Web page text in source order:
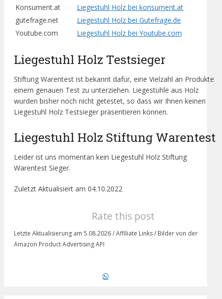
Konsument.at
Liegestuhl Holz bei konsument.at
gutefrage.net
Liegestuhl Holz bei Gutefrage.de
Youtube.com
Liegestuhl Holz bei Youtube.com
Liegestuhl Holz Testsieger
Stiftung Warentest ist bekannt dafür, eine Vielzahl an Produkte
einem genauen Test zu unterziehen. Liegestühle aus Holz
wurden bisher noch nicht getestet, so dass wir Ihnen keinen
Liegestuhl Holz Testsieger präsentieren können.
Liegestuhl Holz Stiftung Warentest
Leider ist uns momentan kein Liegestuhl Holz Stiftung
Warentest Sieger.
Zuletzt Aktualisiert am 04.10.2022
Rate this post
Letzte Aktualisierung am 5.08.2026 / Affiliate Links / Bilder von der
Amazon Product Advertising API